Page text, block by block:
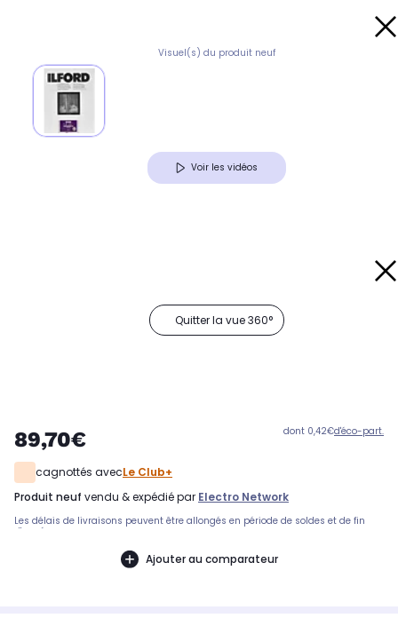
Visuel(s) du produit neuf
Voir les vidéos
Quitter la vue 360°
89,70€ dont 0,42€d'éco-part.
cagnottés avecLe Club+
produit neuf vendu & expédié par Electro Network
Les délais de livraisons peuvent être allongés en période de soldes et de fin
d'année.
Ajouter au comparateur